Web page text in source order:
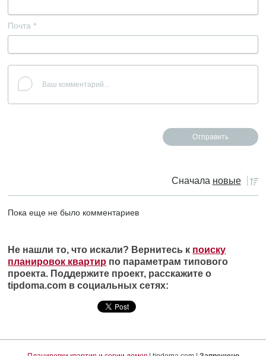
Почта *
Сначала новые
Пока еще не было комментариев
Не нашли то, что искали? Вернитесь к поиску
планировок квартир по параметрам типового
проекта. Поддержите проект, расскажите о
tipdoma.com в социальных сетях: